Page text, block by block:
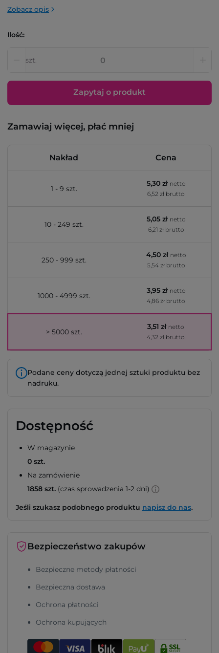
Zobacz opis
Ilość:
szt.
Zapytaj o produkt
Zamawiaj więcej, płać mniej
Nakład Cena
1 - 9 szt.
5,30 zł netto
6,52 zł brutto
10 - 249 szt.
5,05 zł netto
6,21 zł brutto
250 - 999 szt.
4,50 zł netto
5,54 zł brutto
1000 - 4999 szt.
3,95 zł netto
4,86 zł brutto
> 5000 szt.
3,51 zł netto
4,32 zł brutto
Podane ceny dotyczą jednej sztuki produktu bez
nadruku.
Dostępność
W magazynie
0 szt.
Na zamówienie
1858 szt. (czas sprowadzenia 1-2 dni)
Jeśli szukasz podobnego produktu napisz do nas.
Bezpieczeństwo zakupów
Bezpieczne metody płatności
Bezpieczna dostawa
Ochrona płatności
Ochrona kupujących